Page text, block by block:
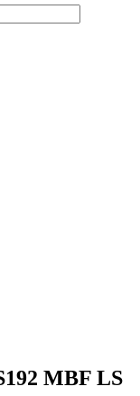
MBF LS